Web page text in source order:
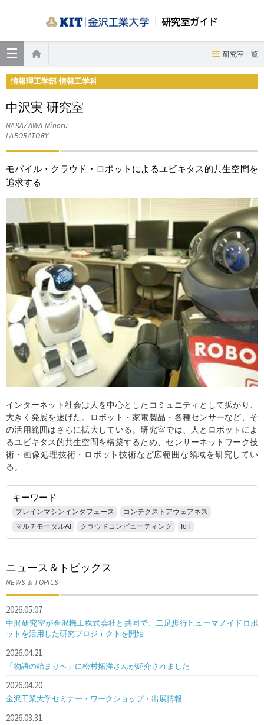
研究室ガイド
ホーム
研究室一覧
情報理工学部 情報工学科
中沢実 研究室
NAKAZAWA Minoru
LABORATORY
モバイル・クラウド・ロボットによるユビキタス的共生空間を
追求する
インターネット社会は人を中心としたコミュニティとして拡がり、
大きく発展を遂げた。ロボット・家電製品・各種センサーなど、そ
の活用範囲はさらに拡大している。研究室では、人とロボットによ
るユビキタス的共生空間を構築するため、センサーネットワーク技
術・画像処理技術・ロボット技術など広範囲な領域を研究してい
る。
キーワード
ブレインマシンインタフェース
コンテクストアウェアネス
マルチモーダルAI
クラウドコンピューティング IoT
ニュース＆トピックス
NEWS & TOPICS
2026.05.07
中沢研究室が金沢機工株式会社と共同で、二足歩行ヒューマノイドロボ
ットを活用した研究プロジェクトを開始
2026.04.21
「物語の始まりへ」に松村拓洋さんが紹介されました
2026.04.20
金沢工業大学セミナー・ワークショップ・出展情報
2026.03.31